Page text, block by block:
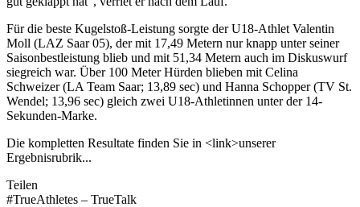
Für die beste Kugelstoß-Leistung sorgte der U18-Athlet Valentin
Moll (LAZ Saar 05), der mit 17,49 Metern nur knapp unter seiner
Saisonbestleistung blieb und mit 51,34 Metern auch im Diskuswurf
siegreich war. Über 100 Meter Hürden blieben mit Celina
Schweizer (LA Team Saar; 13,89 sec) und Hanna Schopper (TV St.
Wendel; 13,96 sec) gleich zwei U18-Athletinnen unter der 14-
Sekunden-Marke.
Die kompletten Resultate finden Sie in <link>unserer
Ergebnisrubrik...
Teilen
#TrueAthletes – TrueTalk